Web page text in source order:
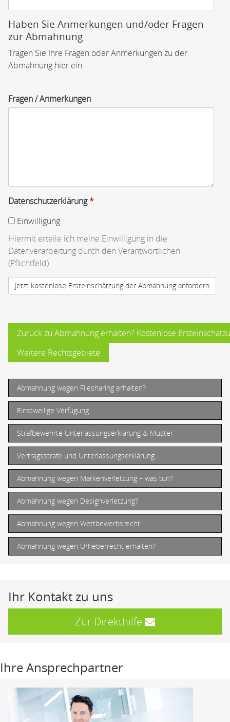
Haben Sie Anmerkungen und/oder Fragen
zur Abmahnung
Tragen Sie Ihre Fragen oder Anmerkungen zu der
Abmahnung hier ein
Fragen / Anmerkungen
Datenschutzerklärung*
Einwilligung
Hiermit erteile ich meine Einwilligung in die
Datenverarbeitung durch den Verantwortlichen
(Pflichtfeld)
Zurück zu Abmahnung erhalten? Kostenlose
Weitere Rechtsgebiete
Abmahnung wegen Filesharing erhalten?
Einstweilige Verfügung
Strafbewehrte Unterlassungserklärung & Muster
Vertragsstrafe und Unterlassungserklärung
Abmahnung wegen Markenverletzung – was tun?
Abmahnung wegen Designverletzung?
Abmahnung wegen Wettbewerbsrecht
Abmahnung wegen Urheberrecht erhalten?
Ihr Kontakt zu uns
Zur Direkthilfe
Ihre Ansprechpartner